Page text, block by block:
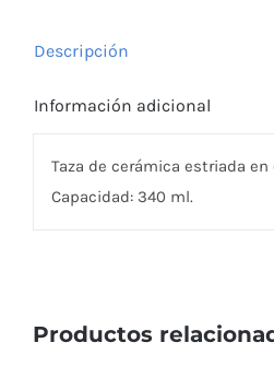
Descripción
Información adicional
Taza de cerámica estriada en
Capacidad: 340 ml.
Productos